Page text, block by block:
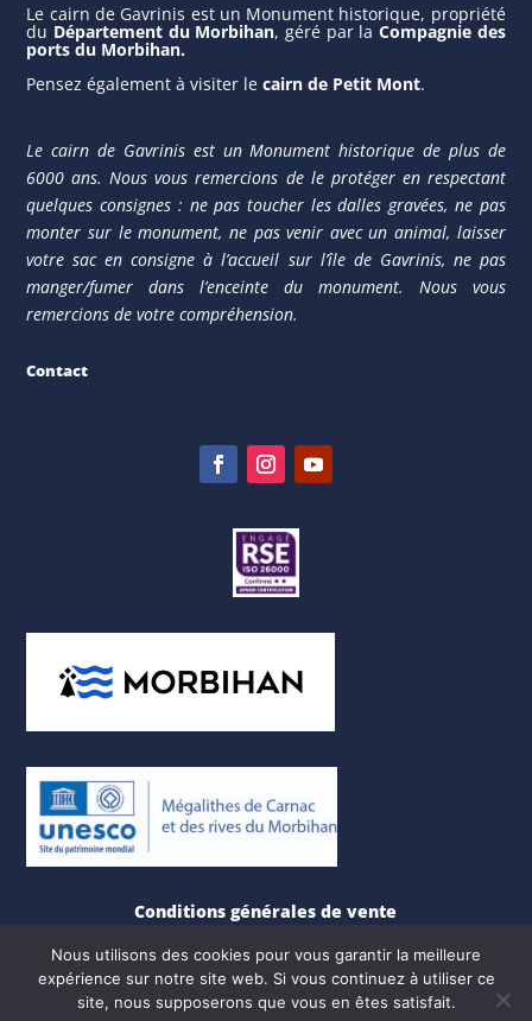
Le cairn de Gavrinis est un Monument historique, propriété
du Département du Morbihan, géré par la Compagnie des
ports du Morbihan.
Pensez également à visiter lecairn de Petit Mont.
Le cairn de Gavrinis est un Monument historique de plus de
6000 ans. Nous vous remercions de le protéger en respectant
quelques consignes : ne pas toucher les dalles gravées, ne pas
monter sur le monument, ne pas venir avec un animal, laisser
votre sac en consigne à l’accueil sur l’île de Gavrinis, ne pas
manger/fumer dans l’enceinte du monument. Nous vous
remercions de votre compréhension.
Contact
Conditions générales de vente
Mentions légales
Crédits photos : E. Frotier de Bagneux – X. Dubois
– A. Lamoureux. Illsutrations : A. Le Vigouroux.
Nous utilisons des cookies pour vous garantir la meilleure
expérience sur notre site web. Si vous continuez à utiliser ce
site, nous supposerons que vous en êtes satisfait.